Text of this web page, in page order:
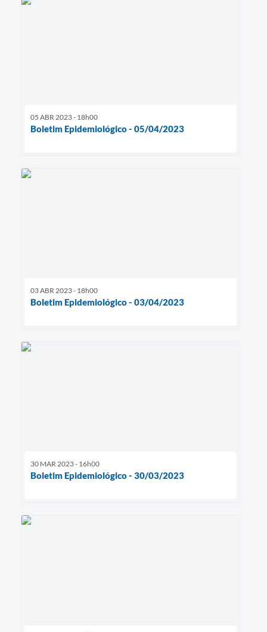
05 ABR 2023 - 18h00
Boletim Epidemiológico - 05/04/2023
03 ABR 2023 - 18h00
Boletim Epidemiológico - 03/04/2023
30 MAR 2023 - 16h00
Boletim Epidemiológico - 30/03/2023